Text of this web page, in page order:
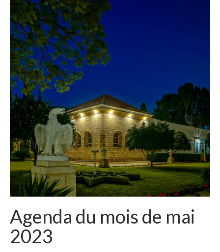
La Foi Baha’ie
L’Histoire
Être Baha’i au quotidien
Un débordement d’actions
Actualités
Agenda du mois de mai
2023